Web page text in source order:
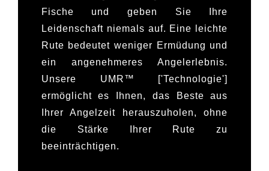
Fische und geben Sie Ihre
Leidenschaft niemals auf. Eine leichte
Rute bedeutet weniger Ermüdung und
ein angenehmeres Angelerlebnis.
Unsere UMR™ ['Technologie']
ermöglicht es Ihnen, das Beste aus
Ihrer Angelzeit herauszuholen, ohne
die Stärke Ihrer Rute zu
beeinträchtigen.